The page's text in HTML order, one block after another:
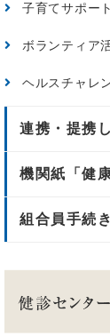
子育てサポート
ボランティア
ヘルスチャレ
連携・提携
機関紙「健
組合員手続